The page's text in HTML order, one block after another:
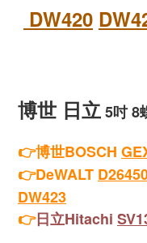
DW420 DW
博世 日立5吋8
👉博世BOSCH
👉DeWALT
DW423
👉日立Hitachi